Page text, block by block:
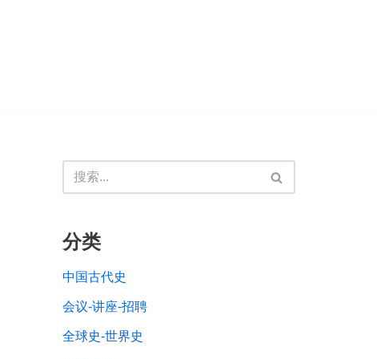
分类
中国古代史
会议-讲座-招聘
全球史-世界史